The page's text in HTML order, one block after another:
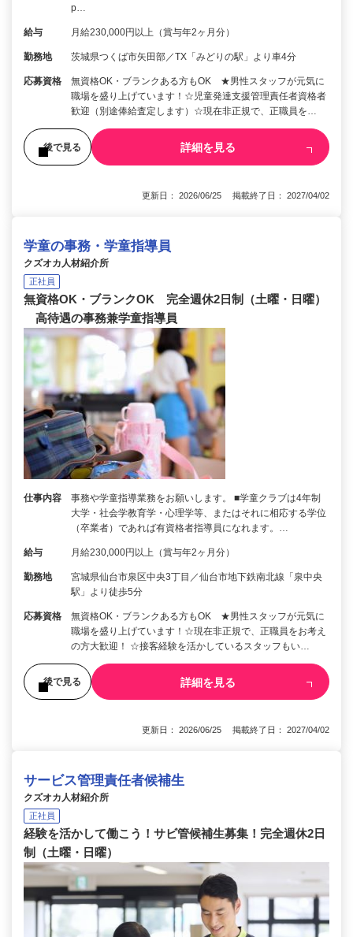
p…
給与 月給230,000円以上（賞与年2ヶ月分）
勤務地 茨城県つくば市矢田部／TX「みどりの駅」より車4分
応募資格
無資格OK・ブランクある方もOK ★男性スタッフが元気に
職場を盛り上げています！☆児童発達支援管理責任者資格者
歓迎（別途俸給査定します）☆現在非正規で、正職員を…
後で見る 詳細を見る
更新日： 2026/06/25 掲載終了日： 2027/04/02
学童の事務・学童指導員
クズオカ人材紹介所
正社員
無資格OK・ブランクOK 完全週休2日制（土曜・日曜）
高待遇の事務兼学童指導員
仕事内容
事務や学童指導業務をお願いします。 ■学童クラブは4年制
大学・社会学教育学・心理学等、またはそれに相応する学位
（卒業者）であれば有資格者指導員になれます。…
給与 月給230,000円以上（賞与年2ヶ月分）
勤務地
宮城県仙台市泉区中央3丁目／仙台市地下鉄南北線「泉中央
駅」より徒歩5分
応募資格
無資格OK・ブランクある方もOK ★男性スタッフが元気に
職場を盛り上げています！☆現在非正規で、正職員をお考え
の方大歓迎！ ☆接客経験を活かしているスタッフもい…
後で見る 詳細を見る
更新日： 2026/06/25 掲載終了日： 2027/04/02
サービス管理責任者候補生
クズオカ人材紹介所
正社員
経験を活かして働こう！サビ管候補生募集！完全週休2日
制（土曜・日曜）